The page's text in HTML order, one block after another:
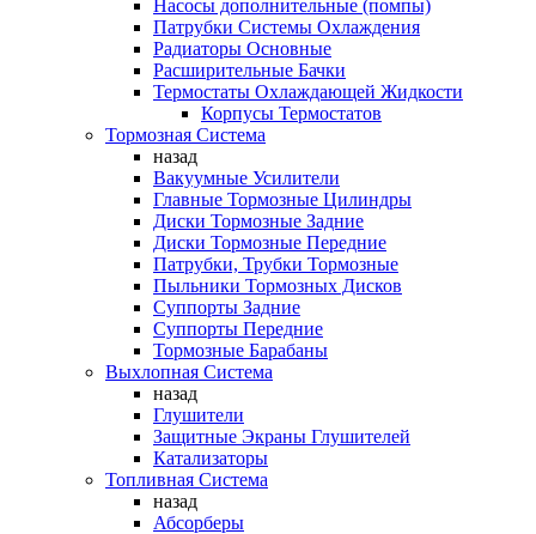
Насосы дополнительные (помпы)
Патрубки Системы Охлаждения
Радиаторы Основные
Расширительные Бачки
Термостаты Охлаждающей Жидкости
Корпусы Термостатов
Тормозная Система
назад
Вакуумные Усилители
Главные Тормозные Цилиндры
Диски Тормозные Задние
Диски Тормозные Передние
Патрубки, Трубки Тормозные
Пыльники Тормозных Дисков
Суппорты Задние
Суппорты Передние
Тормозные Барабаны
Выхлопная Система
назад
Глушители
Защитные Экраны Глушителей
Катализаторы
Топливная Система
назад
Абсорберы